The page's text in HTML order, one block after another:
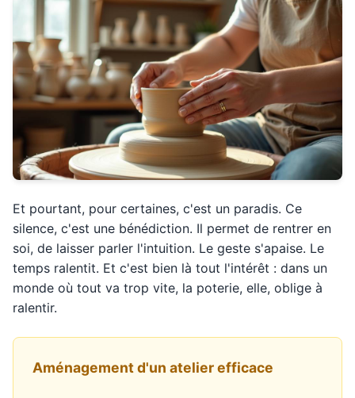
Et pourtant, pour certaines, c'est un paradis. Ce
silence, c'est une bénédiction. Il permet de rentrer en
soi, de laisser parler l'intuition. Le geste s'apaise. Le
temps ralentit. Et c'est bien là tout l'intérêt : dans un
monde où tout va trop vite, la poterie, elle, oblige à
ralentir.
Aménagement d'un atelier efficace